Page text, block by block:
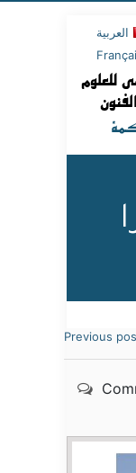
العربية
Previous